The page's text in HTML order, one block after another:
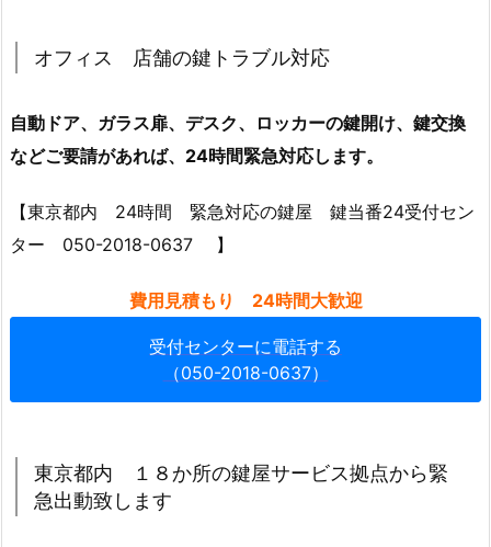
1.
拠
情
報
鍵
の
オフィス 店舗の鍵トラブル対応
自動ドア、ガラス扉、デスク、ロッカーの鍵開け、鍵交換
などご要請があれば、24時間緊急対応します。
【東京都内 24時間 緊急対応の鍵屋 鍵当番24受付セン
ター 050-2018-0637 】
費用見積もり 24時間大歓迎
受付センターに電話する
（050-2018-0637）
東京都内 １８か所の鍵屋サービス拠点から緊
急出動致します